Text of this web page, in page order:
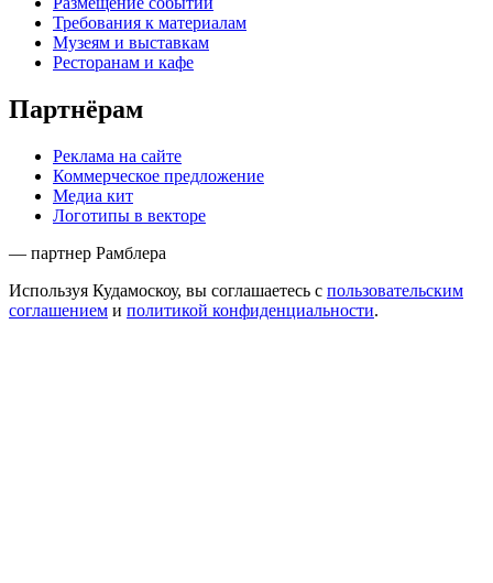
Требования к материалам
Музеям и выставкам
Ресторанам и кафе
Партнёрам
Реклама на сайте
Коммерческое предложение
Медиа кит
Логотипы в векторе
— партнер Рамблера
Используя Кудамоскоу, вы соглашаетесь с пользовательским
соглашением и политикой конфиденциальности.